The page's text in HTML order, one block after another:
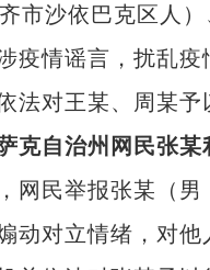
市沙依巴克区人
疫情谣言，扰乱
法对王某、周某
自治州网民张某
民举报张某（男
动对立情绪，对